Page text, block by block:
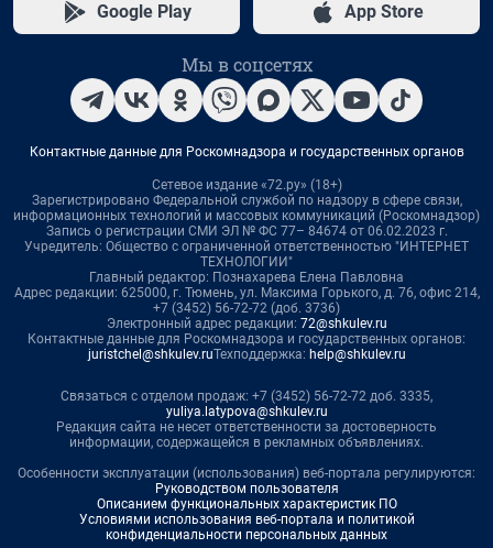
Google Play App Store
Мы в соцсетях
Контактные данные для Роскомнадзора и государственных органов
Сетевое издание «72.ру» (18+)
Зарегистрировано Федеральной службой по надзору в сфере связи,
информационных технологий и массовых коммуникаций (Роскомнадзор)
Запись о регистрации СМИ ЭЛ № ФС 77– 84674 от 06.02.2023 г.
Учредитель: Общество с ограниченной ответственностью "ИНТЕРНЕТ
ТЕХНОЛОГИИ"
Главный редактор: Познахарева Елена Павловна
Адрес редакции: 625000, г. Тюмень, ул. Максима Горького, д. 76, офис 214,
+7 (3452) 56-72-72 (доб. 3736)
Электронный адрес редакции: 72@shkulev.ru
Контактные данные для Роскомнадзора и государственных органов:
juristchel@shkulev.ruТехподдержка: help@shkulev.ru
Связаться с отделом продаж: +7 (3452) 56-72-72 доб. 3335,
yuliya.latypova@shkulev.ru
Редакция сайта не несет ответственности за достоверность
информации, содержащейся в рекламных объявлениях.
Особенности эксплуатации (использования) веб-портала регулируются:
Руководством пользователя
Описанием функциональных характеристик ПО
Условиями использования веб-портала и политикой
конфиденциальности персональных данных